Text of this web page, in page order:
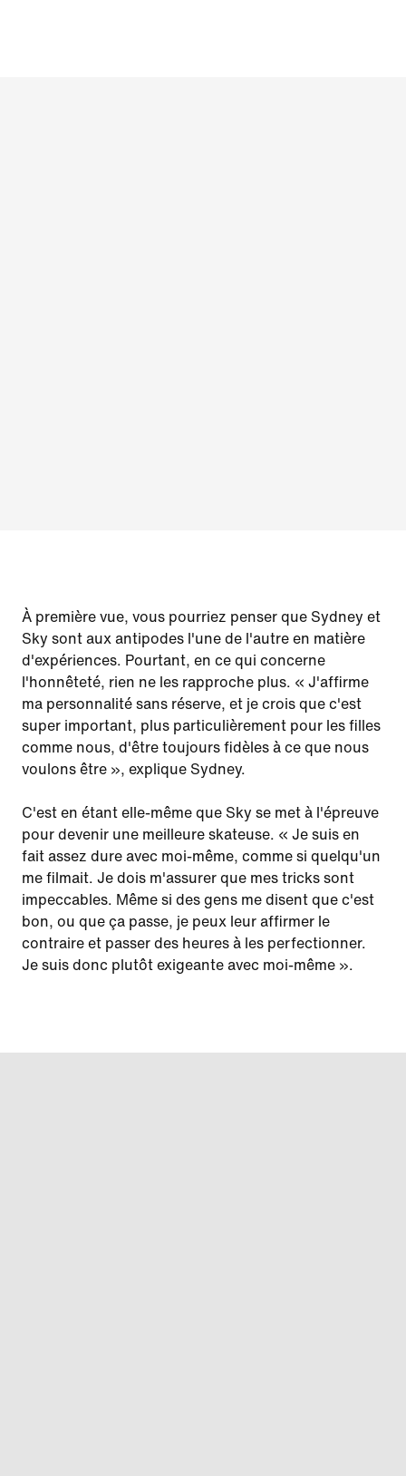
À première vue, vous pourriez penser que Sydney et
Sky sont aux antipodes l'une de l'autre en matière
d'expériences. Pourtant, en ce qui concerne
l'honnêteté, rien ne les rapproche plus. « J'affirme
ma personnalité sans réserve, et je crois que c'est
super important, plus particulièrement pour les filles
comme nous, d'être toujours fidèles à ce que nous
voulons être », explique Sydney.
C'est en étant elle-même que Sky se met à l'épreuve
pour devenir une meilleure skateuse. « Je suis en
fait assez dure avec moi-même, comme si quelqu'un
me filmait. Je dois m'assurer que mes tricks sont
impeccables. Même si des gens me disent que c'est
bon, ou que ça passe, je peux leur affirmer le
contraire et passer des heures à les perfectionner.
Je suis donc plutôt exigeante avec moi-même ».